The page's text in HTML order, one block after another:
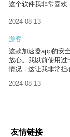
这个软件我非常喜欢
2024-08-13
游客
这款加速器app的安
放心。我以前使用过
情况，这让我非常担
2024-08-13
友情链接